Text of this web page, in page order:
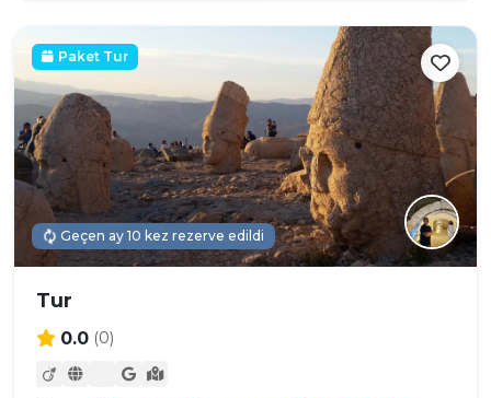
Paket Tur
Geçen ay 10 kez rezerve edildi
Tur
0.0 (0)